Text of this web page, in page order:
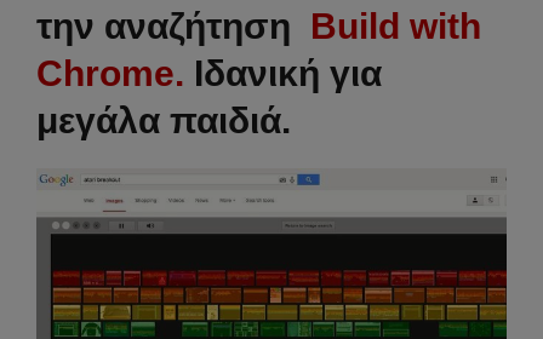
την αναζήτηση Build with
Chrome. Ιδανική για
μεγάλα παιδιά.